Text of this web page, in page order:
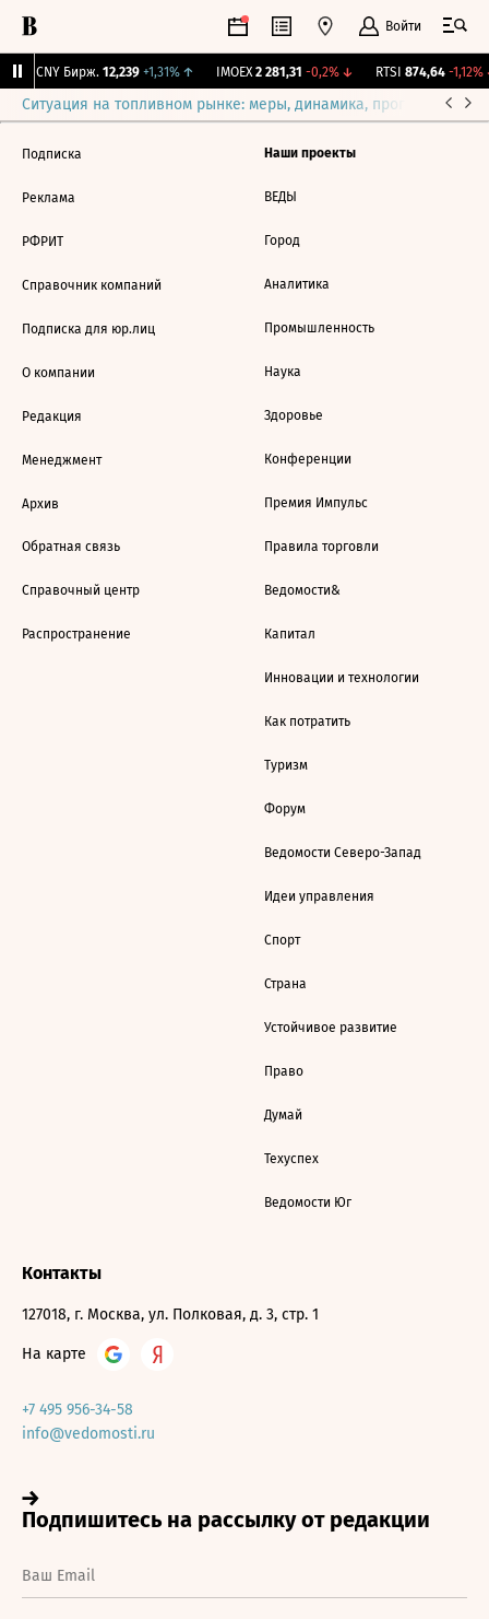
Войти
CNY Бирж. 12,239 +1,31%↑ IMOEX 2 281,31 -0,2%↓ RTSI 874,64 -1,12%
Ситуация на топливном рынке: меры, динамика, прогнозы
Подписка
Реклама
РФРИТ
Справочник компаний
Подписка для юр.лиц
О компании
Редакция
Менеджмент
Архив
Обратная связь
Справочный центр
Распространение
Наши проекты
ВЕДЫ
Город
Аналитика
Промышленность
Наука
Здоровье
Конференции
Премия Импульс
Правила торговли
Ведомости&
Капитал
Инновации и технологии
Как потратить
Туризм
Форум
Ведомости Северо-Запад
Идеи управления
Спорт
Страна
Устойчивое развитие
Право
Думай
Техуспех
Ведомости Юг
Контакты
127018, г. Москва, ул. Полковая, д. 3, стр. 1
На карте
+7 495 956-34-58
info@vedomosti.ru